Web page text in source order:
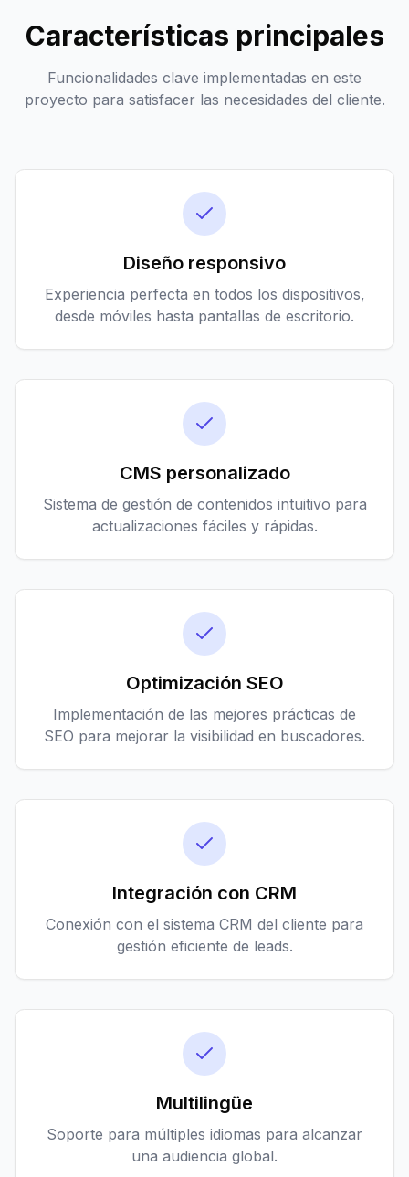
Características principales
Funcionalidades clave implementadas en este
proyecto para satisfacer las necesidades del cliente.
Diseño responsivo
Experiencia perfecta en todos los dispositivos,
desde móviles hasta pantallas de escritorio.
CMS personalizado
Sistema de gestión de contenidos intuitivo para
actualizaciones fáciles y rápidas.
Optimización SEO
Implementación de las mejores prácticas de
SEO para mejorar la visibilidad en buscadores.
Integración con CRM
Conexión con el sistema CRM del cliente para
gestión eficiente de leads.
Multilingüe
Soporte para múltiples idiomas para alcanzar
una audiencia global.